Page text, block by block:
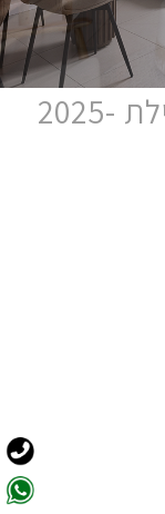
מלון יו מג'יק פאלאס אילת 2025-